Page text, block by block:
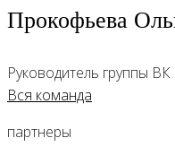
Прокофьева
Руководитель группы ВК
Вся команда
партнеры